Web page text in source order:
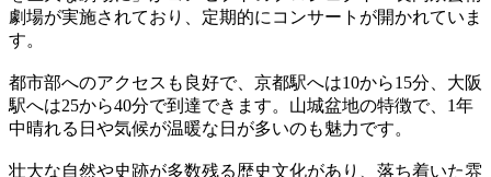
劇場が実施されており、定期的にコンサートが開かれていま
す。
都市部へのアクセスも良好で、京都駅へは10から15分、大阪
駅へは25から40分で到達できます。山城盆地の特徴で、1年
中晴れる日や気候が温暖な日が多いのも魅力です。
壮大な自然や史跡が多数残る歴史文化があり、落ち着いた雰